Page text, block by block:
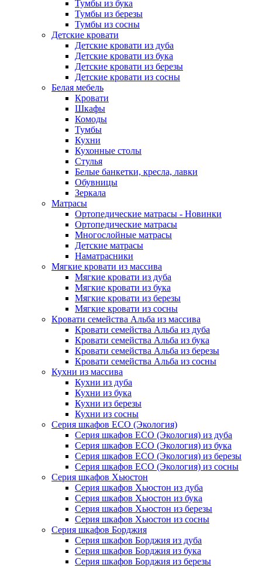
Тумбы из бука
Тумбы из березы
Тумбы из сосны
Детские кровати
Детские кровати из дуба
Детские кровати из бука
Детские кровати из березы
Детские кровати из сосны
Белая мебель
Кровати
Шкафы
Комоды
Тумбы
Кухни
Кухонные столы
Стулья
Белые банкетки, кресла, лавки
Обувницы
Зеркала
Матрасы
Ортопедические матрасы - Новинки
Ортопедические матрасы
Многослойные матрасы
Детские матрасы
Наматрасники
Мягкие кровати из массива
Мягкие кровати из дуба
Мягкие кровати из бука
Мягкие кровати из березы
Мягкие кровати из сосны
Кровати семейства Альба из массива
Кровати семейства Альба из дуба
Кровати семейства Альба из бука
Кровати семейства Альба из березы
Кровати семейства Альба из сосны
Кухни из массива
Кухни из дуба
Кухни из бука
Кухни из березы
Кухни из сосны
Серия шкафов ECO (Экология)
Серия шкафов ECO (Экология) из дуба
Серия шкафов ECO (Экология) из бука
Серия шкафов ECO (Экология) из березы
Серия шкафов ECO (Экология) из сосны
Серия шкафов Хьюстон
Серия шкафов Хьюстон из дуба
Серия шкафов Хьюстон из бука
Серия шкафов Хьюстон из березы
Серия шкафов Хьюстон из сосны
Серия шкафов Борджия
Серия шкафов Борджия из дуба
Серия шкафов Борджия из бука
Серия шкафов Борджия из березы